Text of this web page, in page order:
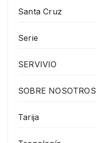
Santa Cruz
Serie
SERVIVIO
SOBRE NOSOTROS
Tarija